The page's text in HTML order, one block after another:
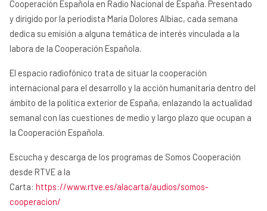
Cooperación Española en Radio Nacional de España. Presentado
y dirigido por la periodista María Dolores Albiac, cada semana
dedica su emisión a alguna temática de interés vinculada a la
labora de la Cooperación Española.
El espacio radiofónico trata de situar la cooperación
internacional para el desarrollo y la acción humanitaria dentro del
ámbito de la política exterior de España, enlazando la actualidad
semanal con las cuestiones de medio y largo plazo que ocupan a
la Cooperación Española.
Escucha y descarga de los programas de Somos Cooperación
desde RTVE a la
Carta: https://www.rtve.es/alacarta/audios/somos-
cooperacion/